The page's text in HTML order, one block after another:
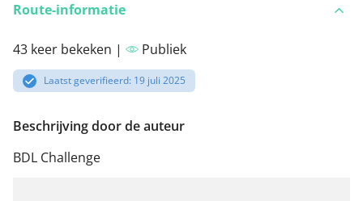
Route-informatie
43 keer bekeken | Publiek
Laatst geverifieerd: 19 juli 2025
Beschrijving door de auteur
BDL Challenge